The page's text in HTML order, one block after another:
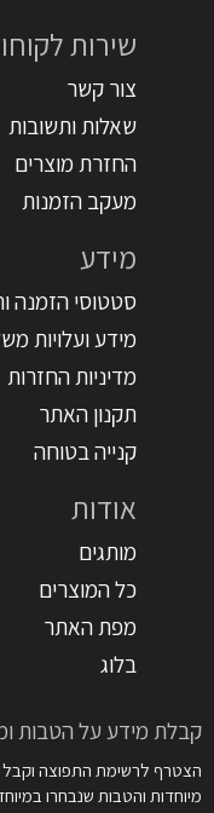
שירות
צור קשר
שאלות ותשובות
החזרת מוצרים
מעקב הזמנות
מידע
סטטוסי הזמנה
מידע ועלויות
מדיניות החזרות
תקנון האתר
קנייה בטוחה
אודות
מותגים
כל המוצרים
מפת האתר
בלוג
קבלת מידע על הטבות
הצטרף לרשימת התפוצה וקבל
מיוחדות והטבות שנבחרו